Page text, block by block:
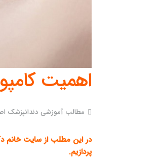
اهمیت
مطالب آموزشی دندانپزشک
در این مطلب از سایت خانم
پردازیم.